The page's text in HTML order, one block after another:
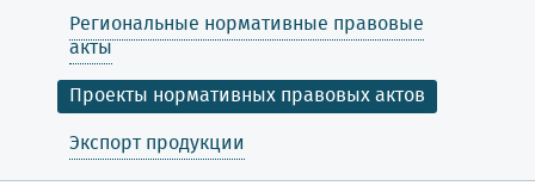
Региональные нормативные правовые
акты
Проекты нормативных правовых актов
Экспорт продукции